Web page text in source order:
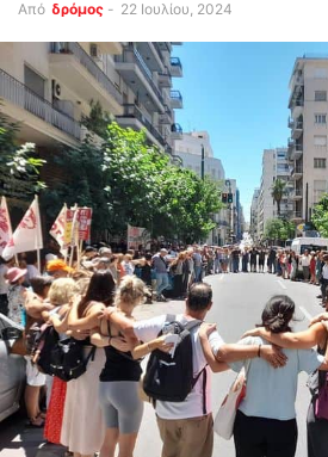
Από δρόμος - 22 Ιουλίου, 2024